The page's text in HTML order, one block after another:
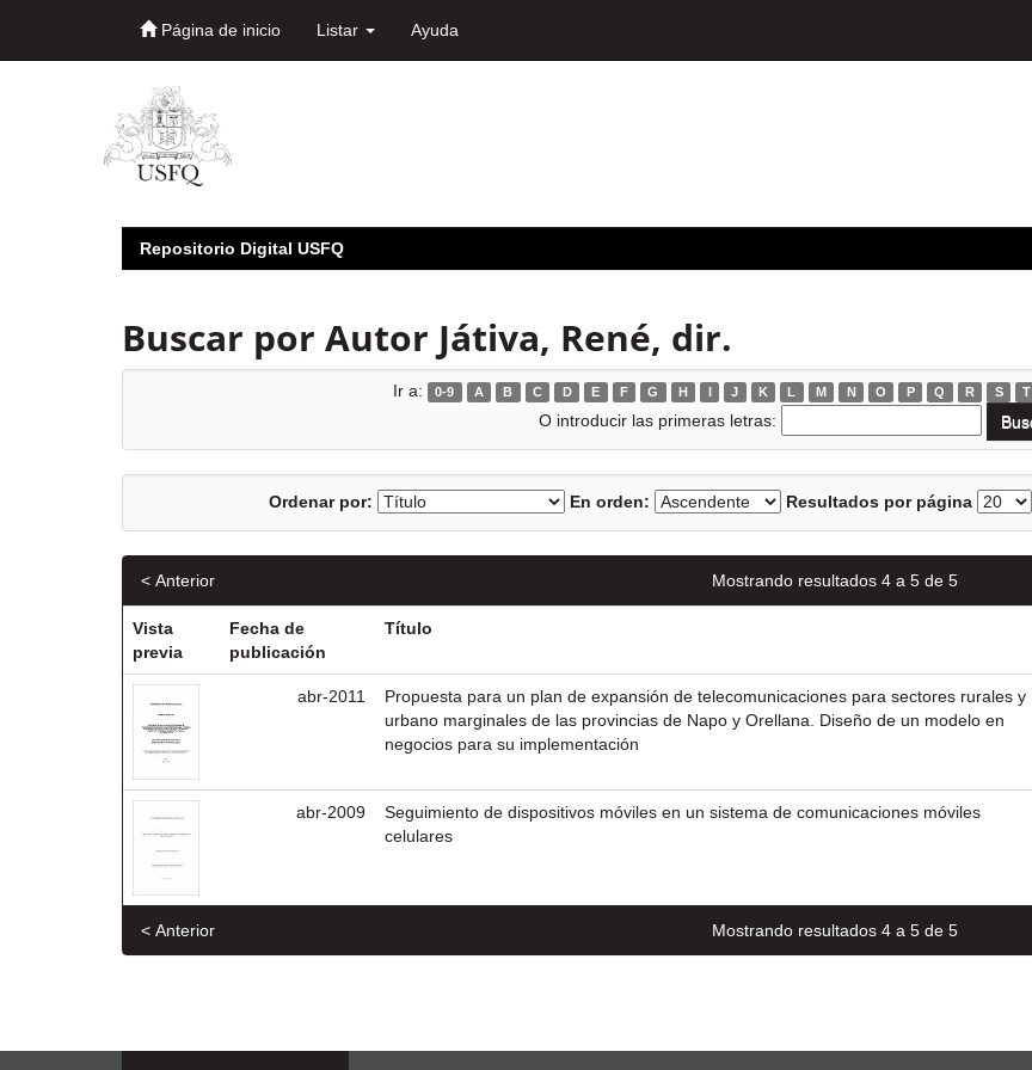
Página de inicio Listar Ayuda
Repositorio Digital USFQ
Buscar por Autor Játiva, René, dir.
Ir a: 0-9 A B C D E F G H I J K L M N O P Q R S T
O introducir las primeras letras:
Ordenar por: En orden: Resultados por página
Mostrando resultados 4 a 5 de 5
< Anterior
Vista
previa
Fecha de
publicación
Título
abr-2011
Propuesta para un plan de expansión de telecomunicaciones para sectores rurales y
urbano marginales de las provincias de Napo y Orellana. Diseño de un modelo en
negocios para su implementación
abr-2009
Seguimiento de dispositivos móviles en un sistema de comunicaciones móviles
celulares
Mostrando resultados 4 a 5 de 5
< Anterior